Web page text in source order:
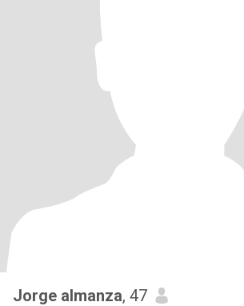
Jorge almanza, 47